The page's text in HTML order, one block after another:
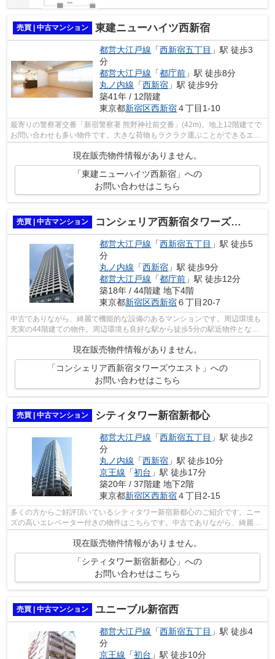
売買 | 中古マンション 東建ニューハイツ西新宿
都営大江戸線 「西新宿五丁目 」駅 徒歩3
分
都営大江戸線 「都庁前 」駅 徒歩8分
丸ノ内線 「西新宿 」駅 徒歩9分
築41年 / 12階建
東京都新宿区西新宿４丁目1-10
最寄りの警察署交番「新宿警察署 熊野神社前交番」(42m)。地上12階建てで
お問い合わせも多い物件です。大きな荷物もラクラク運ぶことができるエレ
現在販売物件情報がありません。
「東建ニューハイツ西新宿」への
お問い合わせはこちら
売買 | 中古マンション コンシェリア西新宿タワーズウエスト
都営大江戸線 「西新宿五丁目 」駅 徒歩5
分
丸ノ内線 「西新宿 」駅 徒歩9分
都営大江戸線 「都庁前 」駅 徒歩12分
築18年 / 44階建 地下4階
東京都新宿区西新宿６丁目20-7
中古でありながら、綺麗で機能的な設備のあるマンションです。周辺環境も
充実の44階建ての物件。周辺環境も良好な駅から徒歩5分の駅近物件となっ
ています。エレベーター付きの物件はも...
現在販売物件情報がありません。
「コンシェリア西新宿タワーズウエスト」への
お問い合わせはこちら
売買 | 中古マンション シティタワー新宿新都心
都営大江戸線 「西新宿五丁目 」駅 徒歩2
分
丸ノ内線 「西新宿 」駅 徒歩10分
京王線 「初台 」駅 徒歩17分
築20年 / 37階建 地下2階
東京都新宿区西新宿４丁目2-15
多くの方からご好評頂いているシティタワー新宿新都心のご紹介です。ニー
ズの高いエレベーター付きの物件はこちらです。中古でありながら、綺麗で
現在販売物件情報がありません。
「シティタワー新宿新都心」への
お問い合わせはこちら
売買 | 中古マンション ユニーブル新宿西
都営大江戸線 「西新宿五丁目 」駅 徒歩4
分
京王線 「初台 」駅 徒歩10分